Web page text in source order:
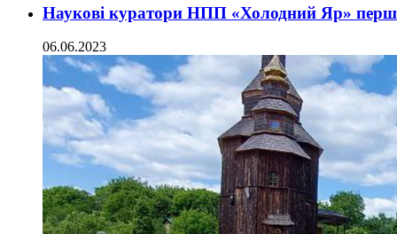
Наукові куратори НПП «Холодний Яр»
06.06.2023